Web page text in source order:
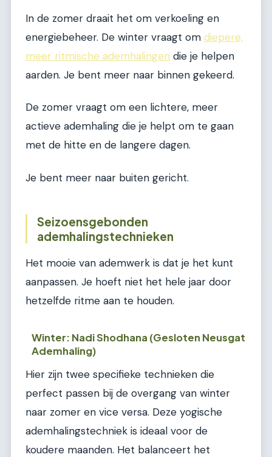
In de zomer draait het om verkoeling en
energiebeheer. De winter vraagt om diepere,
meer ritmische ademhalingen die je helpen
aarden. Je bent meer naar binnen gekeerd.
De zomer vraagt om een lichtere, meer
actieve ademhaling die je helpt om te gaan
met de hitte en de langere dagen.
Je bent meer naar buiten gericht.
Seizoensgebonden
ademhalingstechnieken
Het mooie van ademwerk is dat je het kunt
aanpassen. Je hoeft niet het hele jaar door
hetzelfde ritme aan te houden.
Winter: Nadi Shodhana (Gesloten Neusgat
Ademhaling)
Hier zijn twee specifieke technieken die
perfect passen bij de overgang van winter
naar zomer en vice versa. Deze yogische
ademhalingstechniek is ideaal voor de
koudere maanden. Het balanceert het